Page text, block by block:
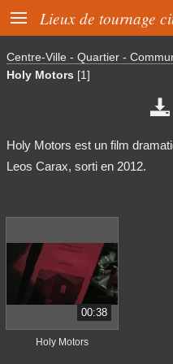
 Lieux de tournage
Centre-Ville - Quartier -
Holy Motors [1]

Holy Motors est un film
Leos Carax, sorti en 2012.
00:38
Holy Motors